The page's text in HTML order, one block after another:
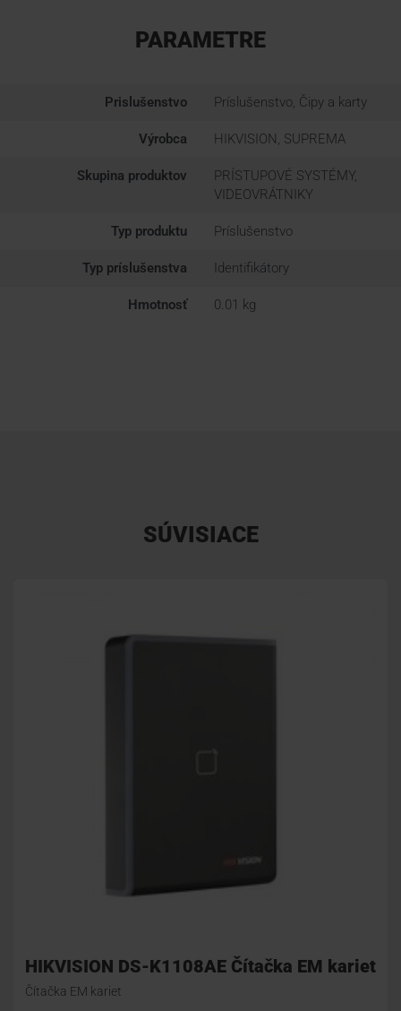
PARAMETRE
Prislušenstvo Príslušenstvo, Čipy a karty
Výrobca HIKVISION, SUPREMA
Skupina produktov
PRÍSTUPOVÉ SYSTÉMY,
VIDEOVRÁTNIKY
Typ produktu Príslušenstvo
Typ príslušenstva Identifikátory
Hmotnosť 0.01 kg
SÚVISIACE
HIKVISION DS-K1108AE Čítačka EM kariet
Čítačka EM kariet